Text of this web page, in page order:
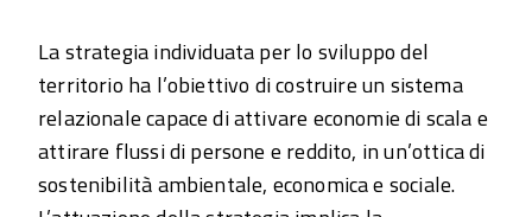
La strategia individuata per lo sviluppo del
territorio ha l’obiettivo di costruire un sistema
relazionale capace di attivare economie di scala e
attirare flussi di persone e reddito, in un’ottica di
sostenibilità ambientale, economica e sociale.